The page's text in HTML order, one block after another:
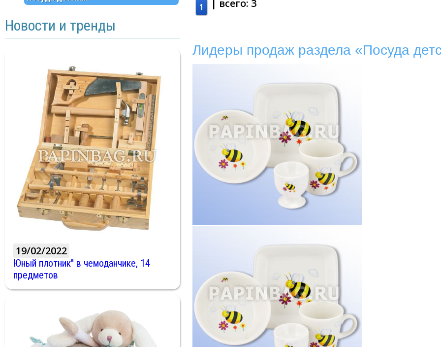
Новости и тренды
19/02/2022
Юный плотник" в чемоданчике, 14
предметов
1 | всего: 3
Лидеры продаж раздела «Посуда